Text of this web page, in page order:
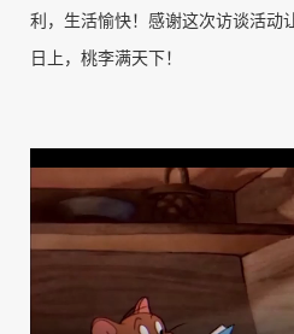
利，生活愉快！感谢这次访谈活动
日上，桃李满天下！